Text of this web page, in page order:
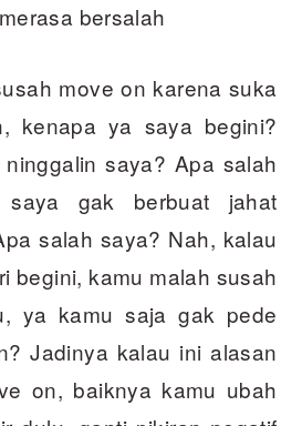
bersalah
move on karena suka
kenapa ya saya begini?
saya? Apa salah
saya gak berbuat jahat
salah saya? Nah, kalau
begini, kamu malah susah
ya kamu saja gak pede
Jadinya kalau ini alasan
on, baiknya kamu ubah